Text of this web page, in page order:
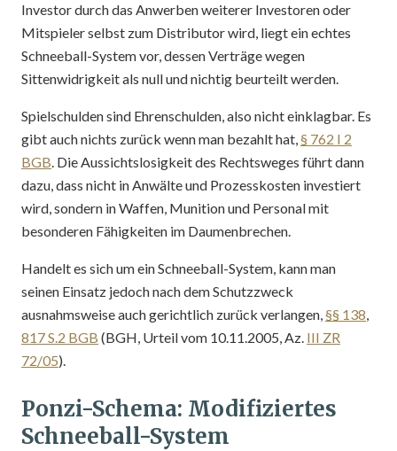
Investor durch das Anwerben weiterer Investoren oder
Mitspieler selbst zum Distributor wird, liegt ein echtes
Schneeball-System vor, dessen Verträge wegen
Sittenwidrigkeit als null und nichtig beurteilt werden.
Spielschulden sind Ehrenschulden, also nicht einklagbar. Es
gibt auch nichts zurück wenn man bezahlt hat,§ 762 I 2
BGB. Die Aussichtslosigkeit des Rechtsweges führt dann
dazu, dass nicht in Anwälte und Prozesskosten investiert
wird, sondern in Waffen, Munition und Personal mit
besonderen Fähigkeiten im Daumenbrechen.
Handelt es sich um ein Schneeball-System, kann man
seinen Einsatz jedoch nach dem Schutzzweck
ausnahmsweise auch gerichtlich zurück verlangen,§§ 138,
817 S.2 BGB (BGH, Urteil vom 10.11.2005, Az. III ZR
72/05).
Ponzi-Schema: Modifiziertes
Schneeball-System